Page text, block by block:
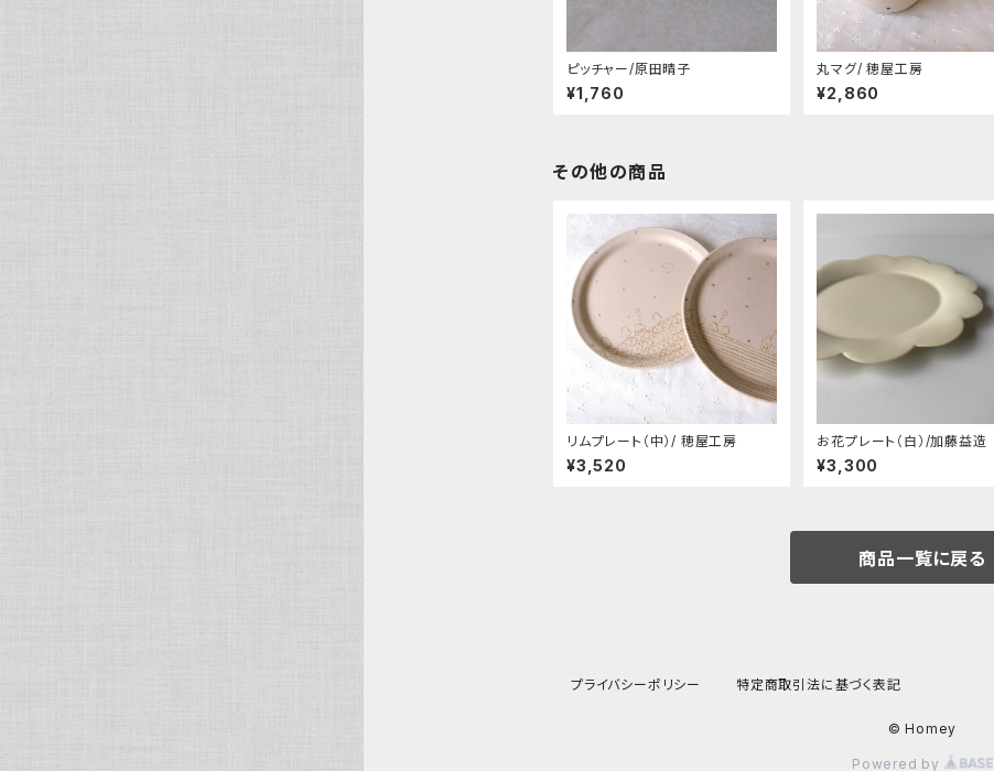
ピッチャー/原田晴子
¥1,760
丸マグ/ 穂屋工房
¥2,860
その他の商品
リムプレート（中）/ 穂屋工房
¥3,520
お花プレート（白）/加藤益造
¥3,300
商品一覧に戻る
プライバシーポリシー 特定商取引法に基づく表記
© Homey
Powered by